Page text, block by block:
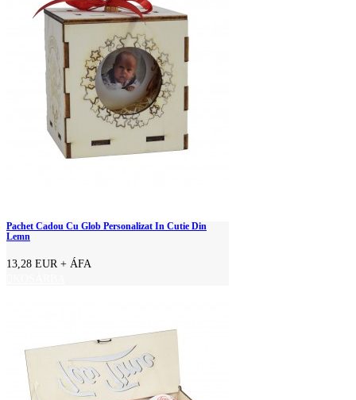
Pachet Cadou Cu Glob Personalizat In Cutie Din
Lemn
13,28 EUR + ÁFA